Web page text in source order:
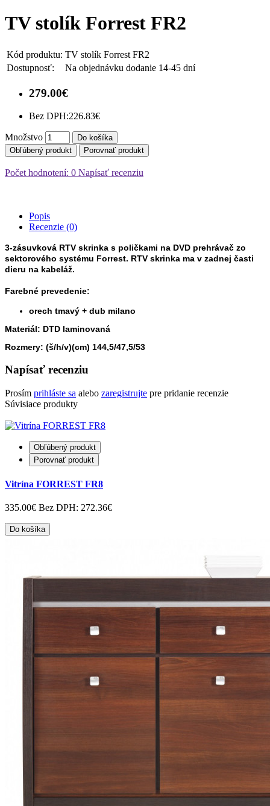
TV stolík Forrest FR2
Kód produktu: TV stolík Forrest FR2
Dostupnosť:
Na objednávku dodanie 14-45 dní
279.00€
Bez DPH:226.83€
Množstvo
Do košíka
Obľúbený produkt
Porovnať produkt
Počet hodnotení: 0 Napísať recenziu
Popis
Recenzie (0)
3-zásuvková RTV skrinka s poličkami na DVD prehrávač zo
sektorového systému Forrest. RTV skrinka ma v zadnej časti
dieru na kabeláž.
Farebné prevedenie:
orech tmavý + dub milano
Materiál: DTD laminovaná
Rozmery: (š/h/v)(cm) 144,5/47,5/53
Napísať recenziu
Prosím prihláste sa alebo zaregistrujte pre pridanie recenzie
Súvisiace produkty
Obľúbený produkt
Porovnať produkt
Vitrína FORREST FR8
335.00€ Bez DPH: 272.36€
Do košíka